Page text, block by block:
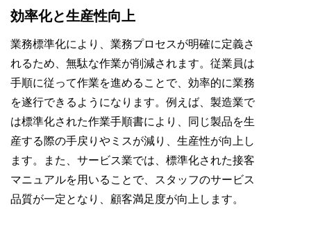
効率化と生産性向上
業務標準化により、業務プロセスが明確に定義さ
れるため、無駄な作業が削減されます。従業員は
手順に従って作業を進めることで、効率的に業務
を遂行できるようになります。例えば、製造業で
は標準化された作業手順書により、同じ製品を生
産する際の手戻りやミスが減り、生産性が向上し
ます。また、サービス業では、標準化された接客
マニュアルを用いることで、スタッフのサービス
品質が一定となり、顧客満足度が向上します。